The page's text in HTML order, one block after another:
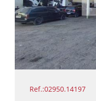
Ref.:02950.14197